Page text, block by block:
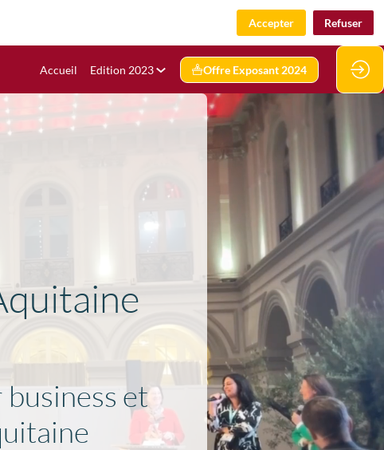
Accueil Edition 2023 Offre Exposant 2024
et
Accepter Refuser